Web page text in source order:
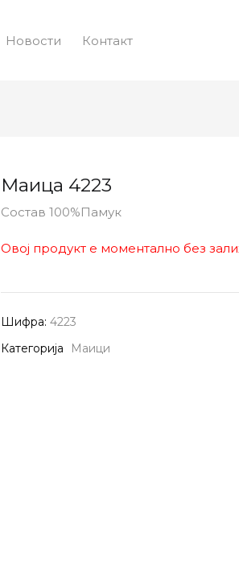
Новости Контакт
Маица 4223
Состав 100%Памук
Овој продукт е моментално без
Шифра: 4223
Категорија
Маици